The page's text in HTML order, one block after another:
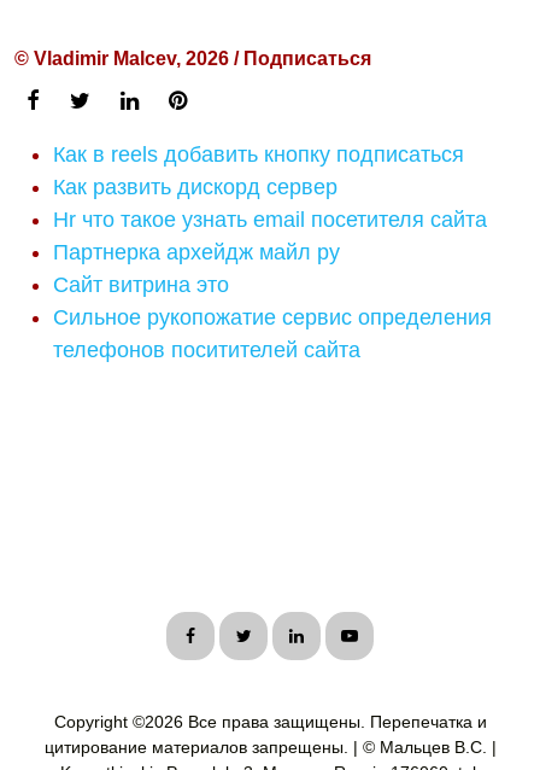
© Vladimir Malcev, 2026 / Подписаться
Как в reels добавить кнопку подписаться
Как развить дискорд сервер
Hr что такое узнать email посетителя сайта
Партнерка архейдж майл ру
Сайт витрина это
Сильное рукопожатие сервис определения
телефонов поситителей сайта
Copyright ©2026 Все права защищены. Перепечатка и
цитирование материалов запрещены. | © Мальцев В.С. |